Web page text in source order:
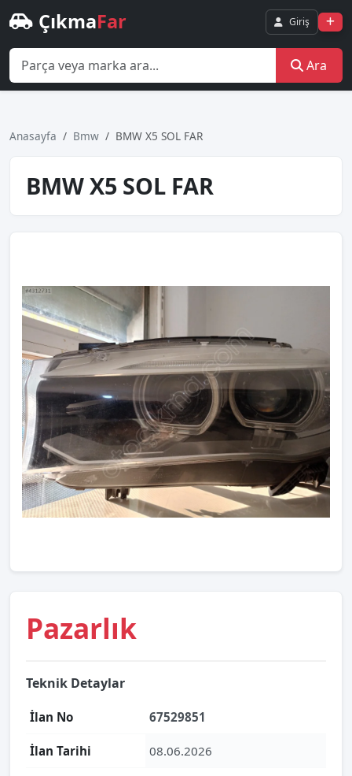
ÇıkmaFar Giriş
Ara
Anasayfa Bmw BMW X5 SOL FAR
BMW X5 SOL FAR
Pazarlık
Teknik Detaylar
İlan No 67529851
İlan Tarihi 08.06.2026